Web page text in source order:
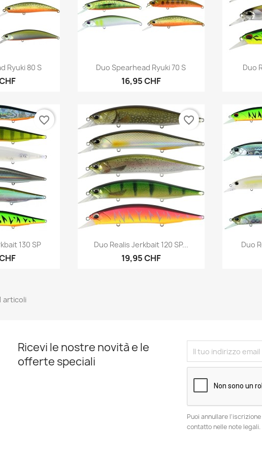
Ryuki 80 S Anteprima
Duo Spearhead Ryuki 70 S
16,95 CHF
Duo
130 SP
favorite_border
Anteprima
Duo Realis Jerkbait 120 SP...
19,95 CHF
favorite_border
Duo
articoli
Ricevi le nostre novità e le
offerte speciali
Puoi annullare
contatto nelle note legali.